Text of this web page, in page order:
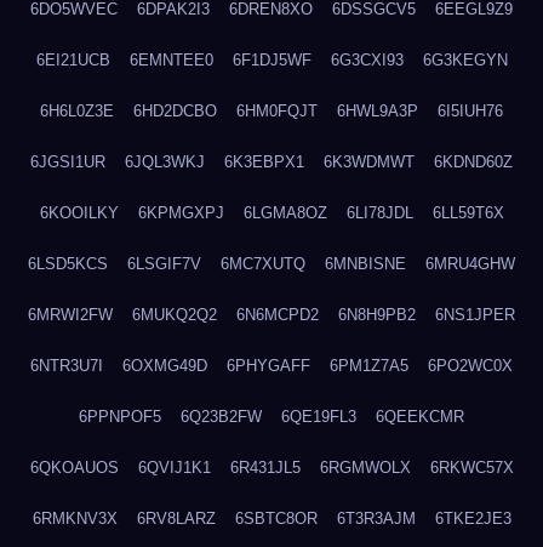
6DO5WVEC 6DPAK2I3 6DREN8XO 6DSSGCV5 6EEGL9Z9
6EI21UCB 6EMNTEE0 6F1DJ5WF 6G3CXI93 6G3KEGYN
6H6L0Z3E 6HD2DCBO 6HM0FQJT 6HWL9A3P 6I5IUH76
6JGSI1UR 6JQL3WKJ 6K3EBPX1 6K3WDMWT 6KDND60Z
6KOOILKY 6KPMGXPJ 6LGMA8OZ 6LI78JDL 6LL59T6X
6LSD5KCS 6LSGIF7V 6MC7XUTQ 6MNBISNE 6MRU4GHW
6MRWI2FW 6MUKQ2Q2 6N6MCPD2 6N8H9PB2 6NS1JPER
6NTR3U7I 6OXMG49D 6PHYGAFF 6PM1Z7A5 6PO2WC0X
6PPNPOF5 6Q23B2FW 6QE19FL3 6QEEKCMR
6QKOAUOS 6QVIJ1K1 6R431JL5 6RGMWOLX 6RKWC57X
6RMKNV3X 6RV8LARZ 6SBTC8OR 6T3R3AJM 6TKE2JE3